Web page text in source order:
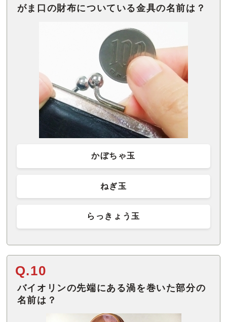
がま口の財布についている金具の名前は？
かぼちゃ玉
ねぎ玉
らっきょう玉
Q.10
バイオリンの先端にある渦を巻いた部分の
名前は？